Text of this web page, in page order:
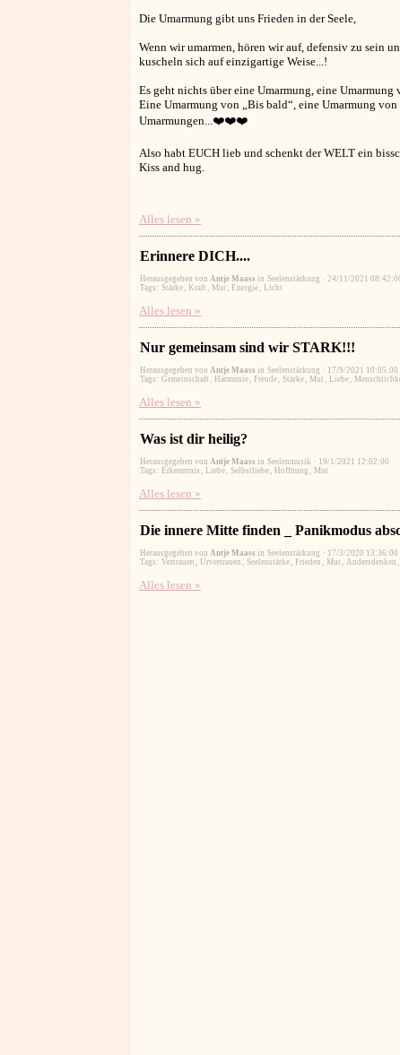
Die Umarmung gibt uns Frieden in der Seele,
Wenn wir umarmen, hören wir auf, defensiv zu sein
kuscheln sich auf einzigartige Weise...!
Es geht nichts über eine Umarmung, eine
Eine Umarmung von „Bis bald“, eine Umarmung
Umarmungen...❤️❤️❤️
Also habt EUCH lieb und schenkt der WELT ein
Kiss and hug.
Alles lesen »
Erinnere DICH....
Herausgegeben von Antje Maass in Seelenstärkung · 24/11/2021
Tags: Stärke, Kraft , Mut , Energie, Licht
Alles lesen »
Nur gemeinsam sind wir STARK!!!
Herausgegeben von Antje Maass in Seelenstärkung · 17/9/2021 10:05:00
Tags: Gemeinschaft , Harmonie, Freude, Stärke, Mut , Liebe,
Alles lesen »
Was ist dir heilig?
Herausgegeben von Antje Maass in Seelenmusik · 19/1/2021 12:02:00
Tags: Erkenntnis , Liebe, Selbstliebe, Hoffnung , Mut
Alles lesen »
Die innere Mitte finden _ Panikmodus
Herausgegeben von Antje Maass in Seelenstärkung · 17/3/2020 13:36:00
Tags: Vertrauen , Urvertrauen , Seelenstärke, Frieden , Mut , Andersdenken ,
Alles lesen »